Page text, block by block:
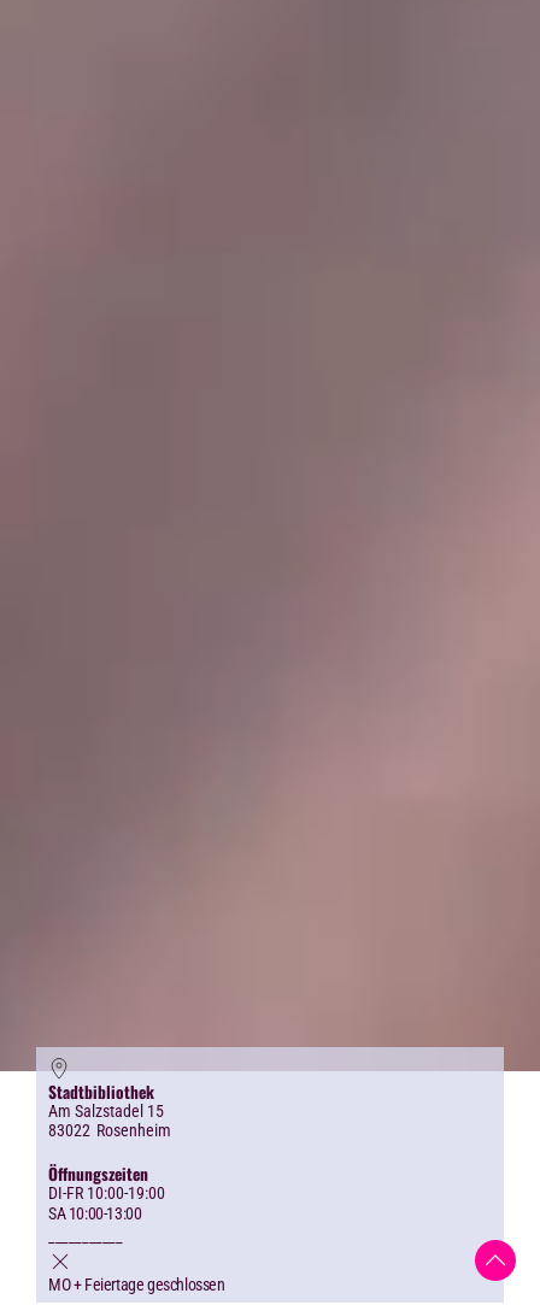
Stadtbibliothek
Am Salzstadel 15
83022 Rosenheim
Öffnungszeiten
DI-FR 10:00-19:00
SA 10:00-13:00
MO + Feiertage geschlossen